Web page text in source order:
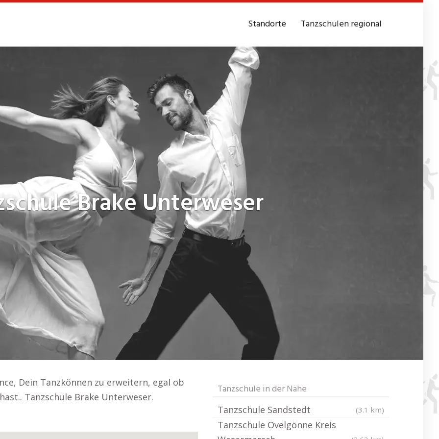
Standorte Tanzschulen regional
Brake Unterweser
Dein Tanzkönnen zu erweitern, egal ob
Tanzschule Brake Unterweser.
Tanzschule in der Nähe
Tanzschule Sandstedt (3.1 km)
Tanzschule Ovelgönne Kreis